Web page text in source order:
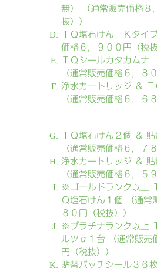
無） （通常販売価格８
抜））
ＴＱ塩石けん Ｋタイ
価格６，９００円（税抜
ＴＱシールカタカムナ
（通常販売価格６，８
浄水カートリッジ ＆
（通常販売価格６，６
ＴＱ塩石けん２個 ＆
（通常販売価格６，７
浄水カートリッジ ＆
（通常販売価格６，５
※ゴールドランク以上
Ｑ塩石けん１個 （通常
８０円（税抜））
※プラチナランク以上
ルツα１台 （通常販売
円（税抜））
貼替パッチシール３６